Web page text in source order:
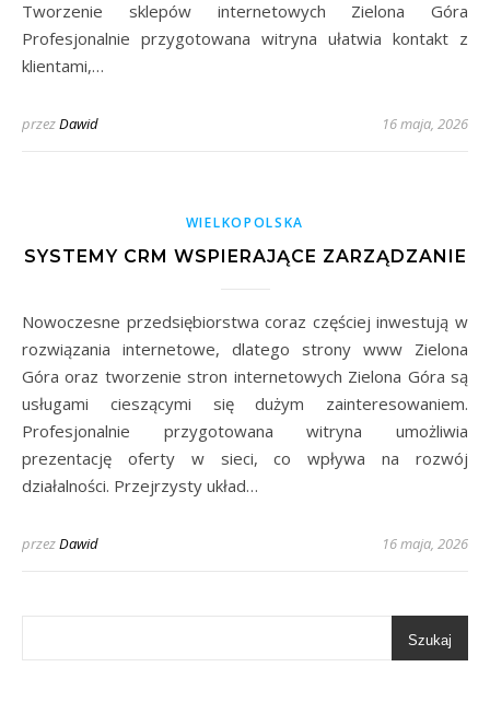
Tworzenie sklepów internetowych Zielona Góra
Profesjonalnie przygotowana witryna ułatwia kontakt z
klientami,…
przezDawid 16 maja, 2026
WIELKOPOLSKA
SYSTEMY CRM WSPIERAJĄCE ZARZĄDZANIE
Nowoczesne przedsiębiorstwa coraz częściej inwestują w
rozwiązania internetowe, dlatego strony www Zielona
Góra oraz tworzenie stron internetowych Zielona Góra są
usługami cieszącymi się dużym zainteresowaniem.
Profesjonalnie przygotowana witryna umożliwia
prezentację oferty w sieci, co wpływa na rozwój
działalności. Przejrzysty układ…
przezDawid 16 maja, 2026
Szukaj